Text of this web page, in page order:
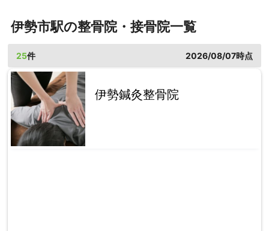
伊勢市駅の整骨院・接骨院一覧
25件 2026/08/07時点
伊勢鍼灸整骨院